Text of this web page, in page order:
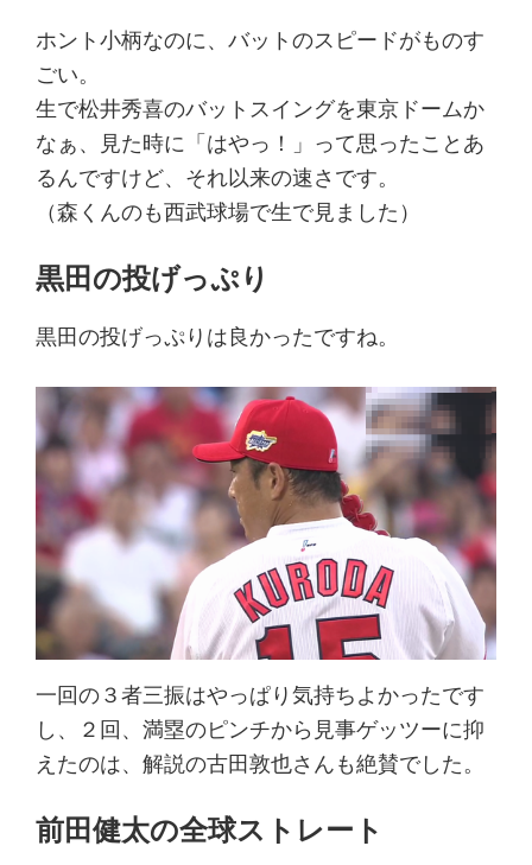
ホント小柄なのに、バットのスピードがものす
ごい。
生で松井秀喜のバットスイングを東京ドームか
なぁ、見た時に「はやっ！」って思ったことあ
るんですけど、それ以来の速さです。
（森くんのも西武球場で生で見ました）
黒田の投げっぷり
黒田の投げっぷりは良かったですね。
一回の３者三振はやっぱり気持ちよかったです
し、２回、満塁のピンチから見事ゲッツーに抑
えたのは、解説の古田敦也さんも絶賛でした。
前田健太の全球ストレート